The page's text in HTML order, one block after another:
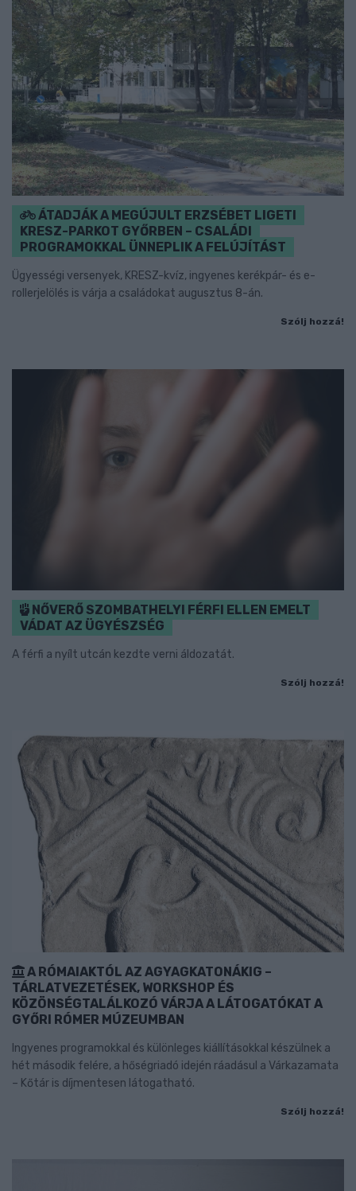
ÁTADJÁK A MEGÚJULT ERZSÉBET LIGETI
KRESZ-PARKOT GYŐRBEN – CSALÁDI
PROGRAMOKKAL ÜNNEPLIK A FELÚJÍTÁST
Ügyességi versenyek, KRESZ-kvíz, ingyenes kerékpár- és e-
rollerjelölés is várja a családokat augusztus 8-án.
Szólj hozzá!
NŐVERŐ SZOMBATHELYI FÉRFI ELLEN EMELT
VÁDAT AZ ÜGYÉSZSÉG
A férfi a nyílt utcán kezdte verni áldozatát.
Szólj hozzá!
A RÓMAIAKTÓL AZ AGYAGKATONÁKIG –
TÁRLATVEZETÉSEK, WORKSHOP ÉS
KÖZÖNSÉGTALÁLKOZÓ VÁRJA A LÁTOGATÓKAT A
GYŐRI RÓMER MÚZEUMBAN
Ingyenes programokkal és különleges kiállításokkal készülnek a
hét második felére, a hőségriadó idején ráadásul a Várkazamata
– Kőtár is díjmentesen látogatható.
Szólj hozzá!